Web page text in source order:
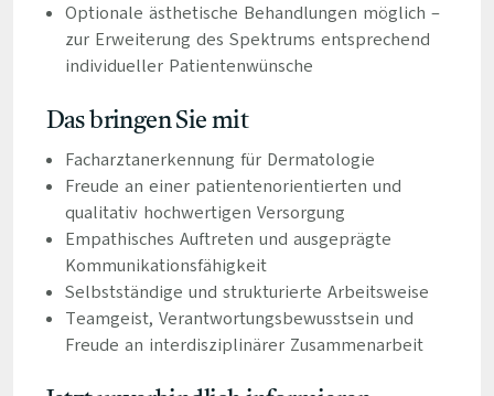
Optionale ästhetische Behandlungen möglich –
zur Erweiterung des Spektrums entsprechend
individueller Patientenwünsche
Das bringen Sie mit
Facharztanerkennung für Dermatologie
Freude an einer patientenorientierten und
qualitativ hochwertigen Versorgung
Empathisches Auftreten und ausgeprägte
Kommunikationsfähigkeit
Selbstständige und strukturierte Arbeitsweise
Teamgeist, Verantwortungsbewusstsein und
Freude an interdisziplinärer Zusammenarbeit